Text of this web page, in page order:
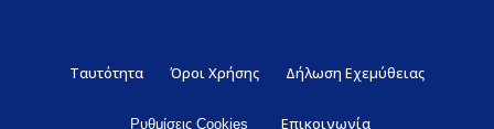
Ταυτότητα Όροι Χρήσης Δήλωση Εχεμύθειας
Ρυθμίσεις Cookies Επικοινωνία